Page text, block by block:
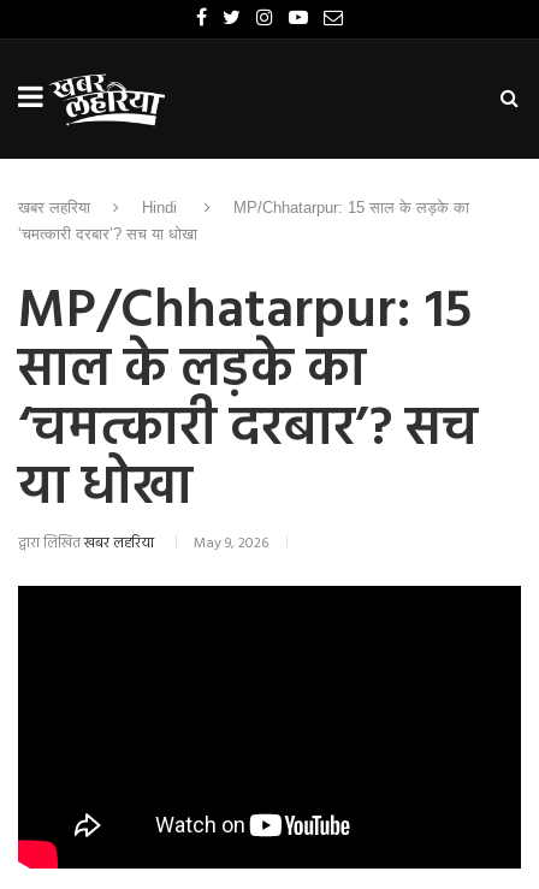
खबर लहरिया Hindi
MP/Chhatarpur: 15 साल के लड़के का
‘चमत्कारी दरबार’? सच या धोखा
MP/Chhatarpur: 15
साल के लड़के का
‘चमत्कारी दरबार’? सच
या धोखा
द्वारा लिखितखबर लहरिया May 9, 2026